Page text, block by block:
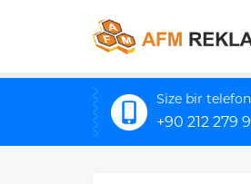
Size bir telefon
+90 212 279